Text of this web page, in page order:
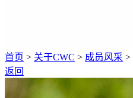
首页 > 关于CWC > 成员风采 >
返回